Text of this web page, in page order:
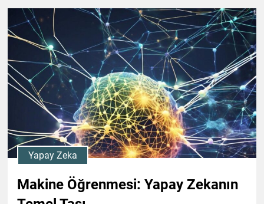
Yapay Zeka
Makine Öğrenmesi: Yapay Zekanın